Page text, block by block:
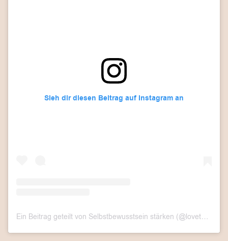
Sieh dir diesen Beitrag auf Instagram an
Ein Beitrag geteilt von Selbstbewusstsein stärken (@lovethislook.de)